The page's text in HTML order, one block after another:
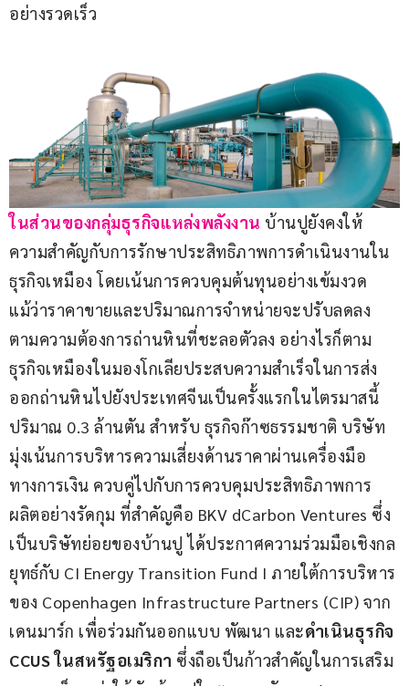
อย่างรวดเร็ว
ในส่วนของกลุ่มธุรกิจแหล่งพลังงาน บ้านปูยังคงให้
ความสำคัญกับการรักษาประสิทธิภาพการดำเนินงานใน
ธุรกิจเหมือง โดยเน้นการควบคุมต้นทุนอย่างเข้มงวด
แม้ว่าราคาขายและปริมาณการจำหน่ายจะปรับลดลง
ตามความต้องการถ่านหินที่ชะลอตัวลง อย่างไรก็ตาม
ธุรกิจเหมืองในมองโกเลียประสบความสำเร็จในการส่ง
ออกถ่านหินไปยังประเทศจีนเป็นครั้งแรกในไตรมาสนี้
ปริมาณ 0.3 ล้านตัน สำหรับ ธุรกิจก๊าซธรรมชาติ บริษัท
มุ่งเน้นการบริหารความเสี่ยงด้านราคาผ่านเครื่องมือ
ทางการเงิน ควบคู่ไปกับการควบคุมประสิทธิภาพการ
ผลิตอย่างรัดกุม ที่สำคัญคือ BKV dCarbon Ventures ซึ่ง
เป็นบริษัทย่อยของบ้านปู ได้ประกาศความร่วมมือเชิงกล
ยุทธ์กับ CI Energy Transition Fund I ภายใต้การบริหาร
ของ Copenhagen Infrastructure Partners (CIP) จาก
เดนมาร์ก เพื่อร่วมกันออกแบบ พัฒนา และดำเนินธุรกิจ
CCUS ในสหรัฐอเมริกา ซึ่งถือเป็นก้าวสำคัญในการเสริม